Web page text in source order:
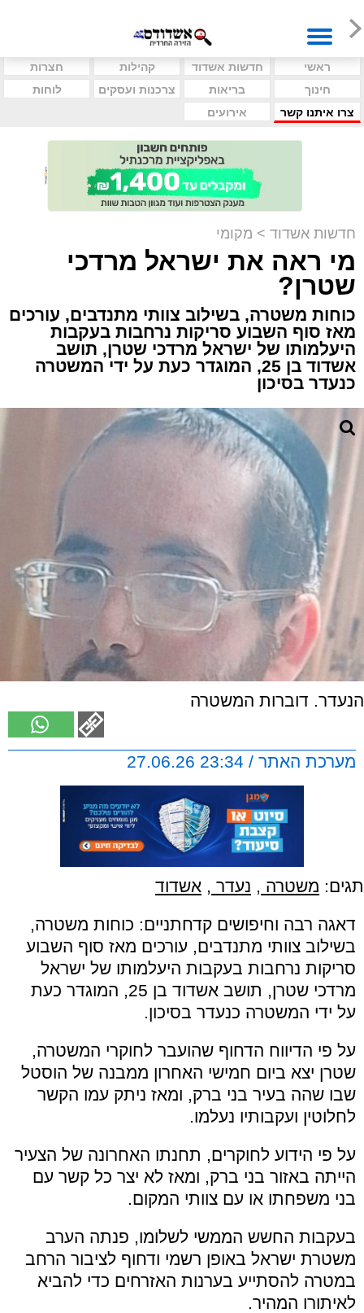
ראשי חדשות אשדוד קהילות
חצרות
חינוך
בריאות צרכנות ועסקים
לוחות
צרו איתנו קשר
אירועים
חדשות אשדוד > מקומי
מי ראה את ישראל מרדכי
שטרן?
כוחות משטרה, בשילוב צוותי מתנדבים, עורכים
מאז סוף השבוע סריקות נרחבות בעקבות
היעלמותו של ישראל מרדכי שטרן, תושב
אשדוד בן 25, המוגדר כעת על ידי המשטרה
כנעדר בסיכון
הנעדר. דוברות המשטרה
מערכת האתר / 23:34 27.06.26
תגים: משטרה , נעדר , אשדוד
דאגה רבה וחיפושים קדחתניים: כוחות משטרה,
בשילוב צוותי מתנדבים, עורכים מאז סוף השבוע
סריקות נרחבות בעקבות היעלמותו של ישראל
מרדכי שטרן, תושב אשדוד בן 25, המוגדר כעת
על ידי המשטרה כנעדר בסיכון.
על פי הדיווח הדחוף שהועבר לחוקרי המשטרה,
שטרן יצא ביום חמישי האחרון ממבנה של הוסטל
שבו שהה בעיר בני ברק, ומאז ניתק עמו הקשר
לחלוטין ועקבותיו נעלמו.
על פי הידוע לחוקרים, תחנתו האחרונה של הצעיר
הייתה באזור בני ברק, ומאז לא יצר כל קשר עם
בני משפחתו או עם צוותי המקום.
בעקבות החשש הממשי לשלומו, פנתה הערב
משטרת ישראל באופן רשמי ודחוף לציבור הרחב
במטרה להסתייע בערנות האזרחים כדי להביא
לאיתורו המהיר.